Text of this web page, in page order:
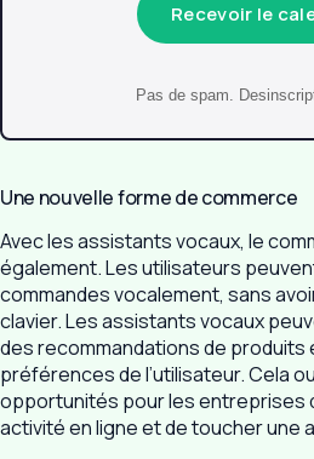
Recevoir le
Pas de spam.
Une nouvelle forme de commerce
Avec les assistants vocaux, le
également. Les utilisateurs
commandes vocalement, sans
clavier. Les assistants vocaux
des recommandations de produits
préférences de l’utilisateur. Cela
opportunités pour les entreprises
activité en ligne et de toucher une